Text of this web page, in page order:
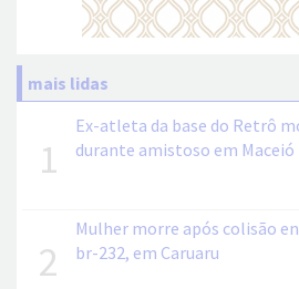
mais lidas
1
Ex-atleta da base do Retrô
durante amistoso em Maceió
2
Mulher morre após colisão
br-232, em Caruaru